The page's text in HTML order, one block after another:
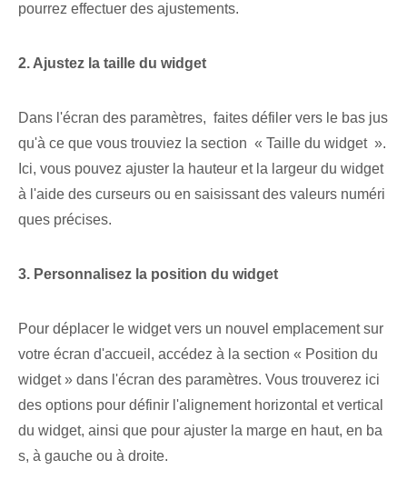
pourrez effectuer des ajustements.
2. Ajustez la taille du widget
Dans⁢ l'écran⁢ des paramètres⁢, ‌ faites défiler vers le bas jus
qu'à ce que vous trouviez la section ⁢ « Taille du widget ⁢ ».⁤
Ici‌, vous pouvez ajuster la hauteur et⁢ la largeur du widget
à l'aide des⁢ curseurs ou en saisissant des valeurs numéri
ques précises.
3. Personnalisez la position du widget
Pour déplacer le widget vers un nouvel emplacement sur
votre ⁢écran d'accueil⁢, accédez à la section « Position du
widget » dans l'écran des paramètres.⁢ Vous trouverez ici
des options pour définir l'alignement horizontal ⁣et vertical
du widget, ainsi que pour ajuster la marge en haut, en ba
s, à gauche ou à droite.